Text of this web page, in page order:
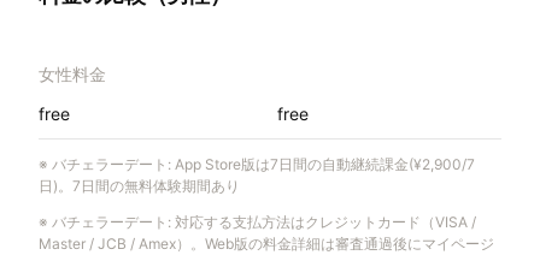
女性料金
free
free
※ バチェラーデート : App Store版は7日間の自動継続課金(¥2,900/7
日)。7日間の無料体験期間あり
※ バチェラーデート : 対応する支払方法はクレジットカード（VISA /
Master / JCB / Amex）。Web版の料金詳細は審査通過後にマイページ